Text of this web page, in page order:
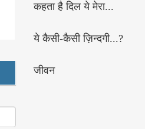
कहता है दिल ये मेरा...
ये कैसी-कैसी ज़िन्दगी...?
जीवन